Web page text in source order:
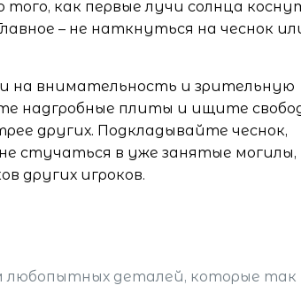
того, как первые лучи солнца
– не наткнуться на чеснок
на внимательность и зрительную
надгробные плиты и ищите
других. Подкладывайте чеснок,
стучаться в уже занятые могилы,
других игроков.
любопытных деталей, которые так